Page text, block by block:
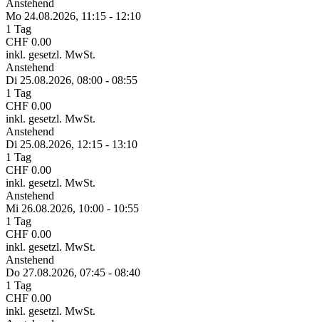
Anstehend
Mo 24.08.2026, 11:15 - 12:10
1 Tag
CHF 0.00
inkl. gesetzl. MwSt.
Anstehend
Di 25.08.2026, 08:00 - 08:55
1 Tag
CHF 0.00
inkl. gesetzl. MwSt.
Anstehend
Di 25.08.2026, 12:15 - 13:10
1 Tag
CHF 0.00
inkl. gesetzl. MwSt.
Anstehend
Mi 26.08.2026, 10:00 - 10:55
1 Tag
CHF 0.00
inkl. gesetzl. MwSt.
Anstehend
Do 27.08.2026, 07:45 - 08:40
1 Tag
CHF 0.00
inkl. gesetzl. MwSt.